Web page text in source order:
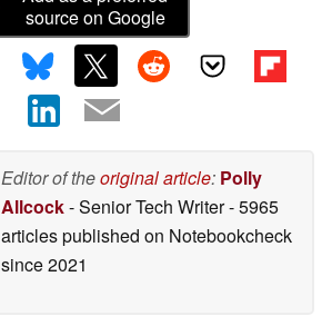
source on Google
Editor of theoriginal article: Polly
Allcock- Senior Tech Writer- 5965
articles published on Notebookcheck
since 2021